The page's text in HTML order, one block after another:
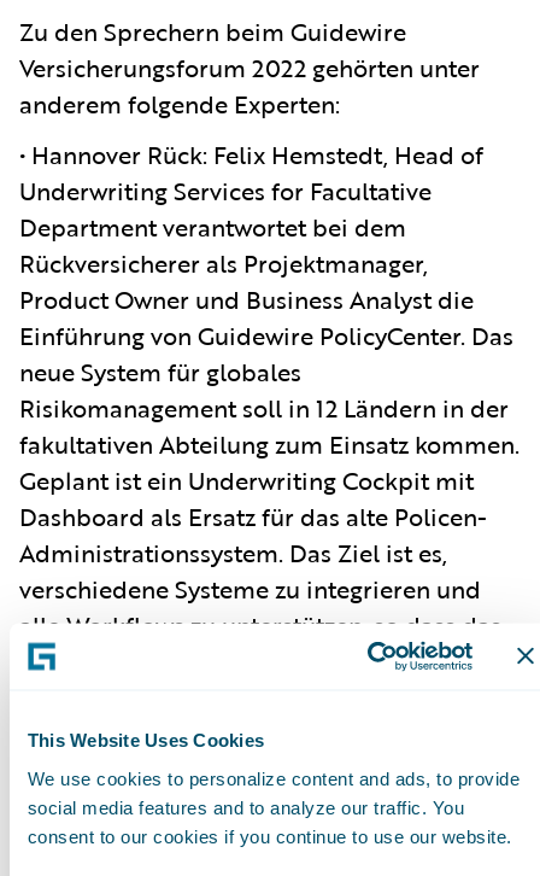
This Website Uses Cookies
We use cookies to personalize content and ads, to provide
social media features and to analyze our traffic. You
consent to our cookies if you continue to use our website.
Zu den Sprechern beim Guidewire
Versicherungsforum 2022 gehörten unter
anderem folgende Experten:
• Hannover Rück: Felix Hemstedt, Head of
Underwriting Services for Facultative
Department verantwortet bei dem
Rückversicherer als Projektmanager,
Product Owner und Business Analyst die
Einführung von Guidewire PolicyCenter. Das
neue System für globales
Risikomanagement soll in 12 Ländern in der
fakultativen Abteilung zum Einsatz kommen.
Geplant ist ein Underwriting Cockpit mit
Dashboard als Ersatz für das alte Policen-
Administrationssystem. Das Ziel ist es,
verschiedene Systeme zu integrieren und
alle Workflows zu unterstützen, so dass das
IT-System immer auf dem neuesten Stand
beginnen.
• Tryg: Steen Wung Sung, VP Finance &
Development bei einem der größten
skandinavischen Schaden- und